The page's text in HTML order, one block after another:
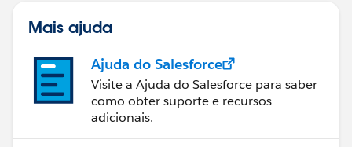
Mais ajuda
Ajuda do Salesforce
Visite a Ajuda do Salesforce para saber
como obter suporte e recursos
adicionais.